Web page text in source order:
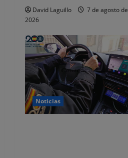
n
t
r
a
d
a
David Laguillo
7 de agosto de
2026
Noticias